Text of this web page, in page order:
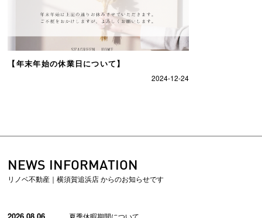
【年末年始の休業日について】
2024-12-24
NEWS INFORMATION
リノベ不動産｜横須賀追浜店 からのお知らせです
2026.08.06 夏季休暇期間について